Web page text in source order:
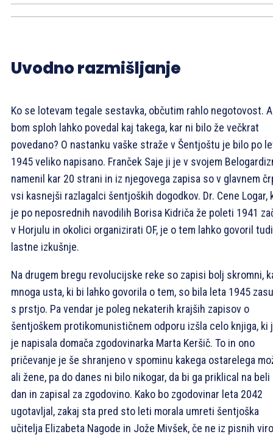
Uvodno razmišljanje
Ko se lotevam tegale sestavka, občutim rahlo negotovost.
bom sploh lahko povedal kaj takega, kar ni bilo že večkrat
povedano? O nastanku vaške straže v Šentjoštu je bilo po
1945 veliko napisano. Franček Saje ji je v svojem
namenil kar 20 strani in iz njegovega zapisa so v glavnem
vsi kasnejši razlagalci šentjoških dogodkov. Dr. Cene Logar,
je po neposrednih navodilih Borisa Kidriča že poleti 1941
v Horjulu in okolici organizirati OF, je o tem lahko govoril
lastne izkušnje.
Na drugem bregu revolucijske reke so zapisi bolj skromni,
mnoga usta, ki bi lahko govorila o tem, so bila leta 1945
s prstjo. Pa vendar je poleg nekaterih krajših zapisov o
šentjoškem protikomunističnem odporu izšla celo knjiga, ki
je napisala domača zgodovinarka Marta Keršič. To in ono
pričevanje je še shranjeno v spominu kakega ostarelega
ali žene, pa do danes ni bilo nikogar, da bi ga priklical na beli
dan in zapisal za zgodovino. Kako bo zgodovinar leta 2042
ugotavljal, zakaj sta pred sto leti morala umreti šentjoška
učitelja Elizabeta Nagode in Jože Mivšek, če ne iz pisnih